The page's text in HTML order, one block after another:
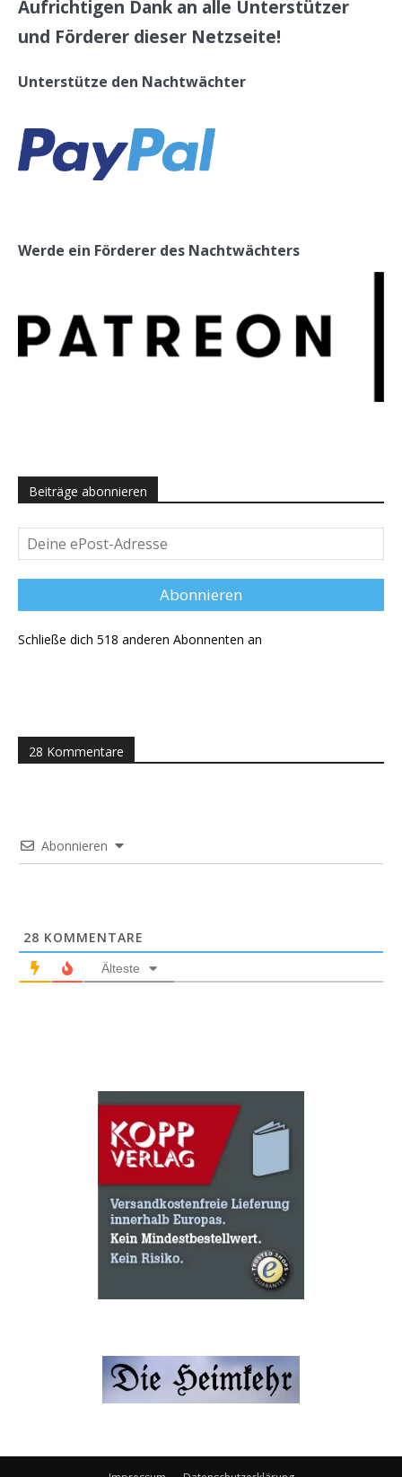
Aufrichtigen Dank an alle Unterstützer
und Förderer dieser Netzseite!
Unterstütze den Nachtwächter
Werde ein Förderer des Nachtwächters
Beiträge abonnieren
Deine
ePost-
Adresse
Abonnieren
Schließe dich 518 anderen Abonnenten an
28 Kommentare
Abonnieren
28 KOMMENTARE
Älteste